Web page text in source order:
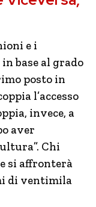
e i
base al grado
posto in
l’accesso
invece, a
aver
Chi
si affronterà
di ventimila